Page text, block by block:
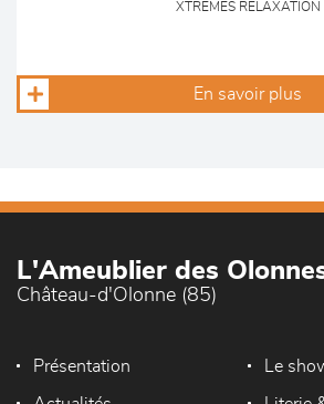
XTREMES RELAXATION
En savoir plus
L'Ameublier des
Château-d'Olonne (85)
Présentation Le